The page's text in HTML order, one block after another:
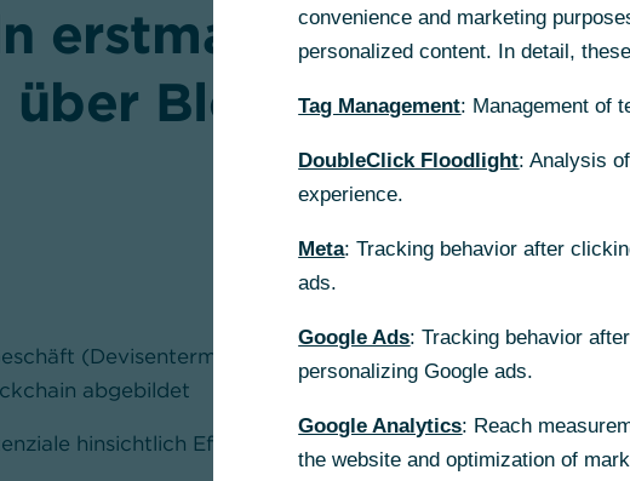
erstmalig FX-
über Blockchain ab
(Devisentermingeschäft) erstmals erfolgreich mit
abgebildet
hinsichtlich Effizienzsteigerung beim
convenience and marketing
personalized content. In detail,
Tag Management: Management of
DoubleClick Floodlight: Analysis
experience.
Meta: Tracking behavior after
ads.
Google Ads: Tracking behavior
personalizing Google ads.
Google Analytics: Reach
the website and optimization of